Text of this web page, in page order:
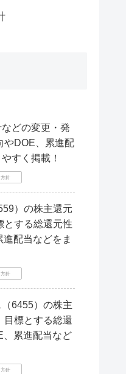
どの変更・発
やDOE、累進配
すく掲載！
針
）の株主還元
とする総還元性
配当などをま
針
6455）の株主
目標とする総還
、累進配当など
針